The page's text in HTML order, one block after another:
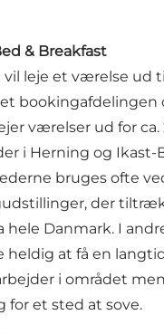
& Breakfast
vil leje et værelse ud
bookingafdelingen
værelser ud for ca.
i Herning og Ikast-
bruges ofte
der
hele Danmark. I
heldig at få en
i området
for et sted at sove.